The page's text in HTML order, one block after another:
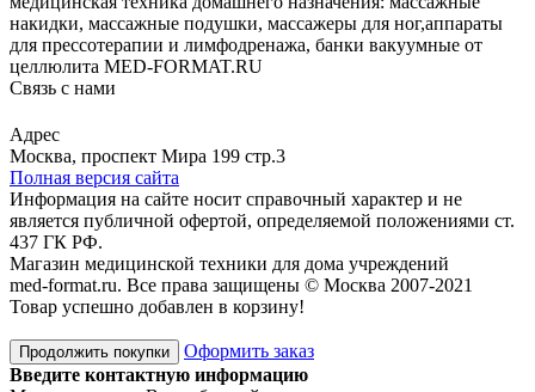
накидки, массажные подушки, массажеры для ног,аппараты
для прессотерапии и лимфодренажа, банки вакуумные от
целлюлита MED-FORMAT.RU
Связь с нами
Адрес
Москва, проспект Мира 199 стр.3
Полная версия сайта
Информация на сайте носит справочный характер и не
является публичной офертой, определяемой положениями ст.
437 ГК РФ.
Магазин медицинской техники для дома учреждений
med-format.ru. Все права защищены © Москва 2007-2021
Товар успешно добавлен в корзину!
Продолжить покупки
Оформить заказ
Введите контактную информацию